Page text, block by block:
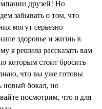
друзей! Но
забывать о том, что
могут серьезно
здоровье и жизнь в
я решила рассказать вам
которым стоит бросить
что вы уже готовы
новый бокал, но
посмотрим, что я для